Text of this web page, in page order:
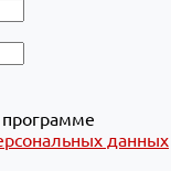
программе
данных